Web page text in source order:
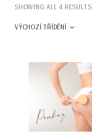
SHOWING ALL 4 RESULTS
VÝCHOZÍ TŘÍDĚNÍ